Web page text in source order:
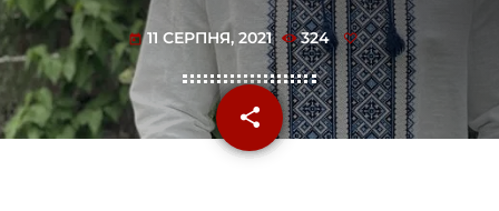
today 11 СЕРПНЯ, 2021 324
share
email